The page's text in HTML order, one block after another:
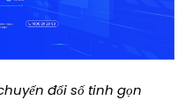
đổi số tinh gọn